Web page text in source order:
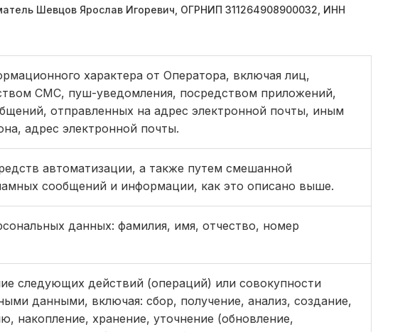
Шевцов Ярослав Игоревич, ОГРНИП 311264908900032, ИНН
характера от Оператора, включая лиц,
СМС, пуш-уведомления, посредством приложений,
отправленных на адрес электронной почты, иным
адрес электронной почты.
автоматизации, а также путем смешанной
сообщений и информации, как это описано выше.
данных: фамилия, имя, отчество, номер
следующих действий (операций) или совокупности
данными, включая: сбор, получение, анализ, создание,
накопление, хранение, уточнение (обновление,